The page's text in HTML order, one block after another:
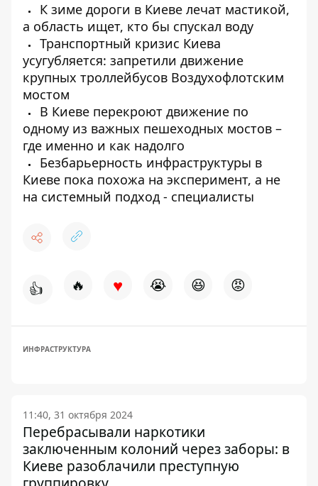
К зиме дороги в Киеве лечат мастикой,
а область ищет, кто бы спускал воду
Транспортный кризис Киева
усугубляется: запретили движение
крупных троллейбусов Воздухофлотским
мостом
В Киеве перекроют движение по
одному из важных пешеходных мостов –
где именно и как надолго
Безбарьерность инфраструктуры в
Киеве пока похожа на эксперимент, а не
на системный подход - специалисты
👍 🔥 ♥ 😭 😆 😡
ИНФРАСТРУКТУРА
11:40, 31 октября 2024
Перебрасывали наркотики
заключенным колоний через заборы: в
Киеве разоблачили преступную